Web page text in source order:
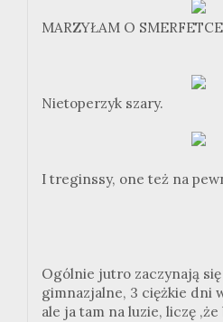
MARZYŁAM O
Nietoperzyk szary.
I treginssy, one też na
Ogólnie jutro zaczynają
gimnazjalne, 3 ciężkie dni
ale ja tam na luzie, liczę